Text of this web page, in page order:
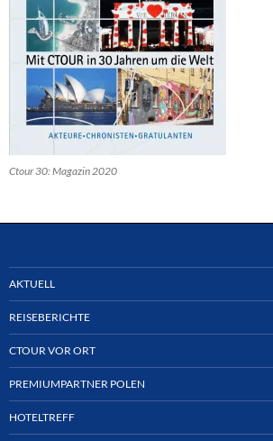
Ctour 30: Magazin 2020
AKTUELL
REISEBERICHTE
CTOUR VOR ORT
PREMIUMPARTNER POLEN
HOTELTREFF